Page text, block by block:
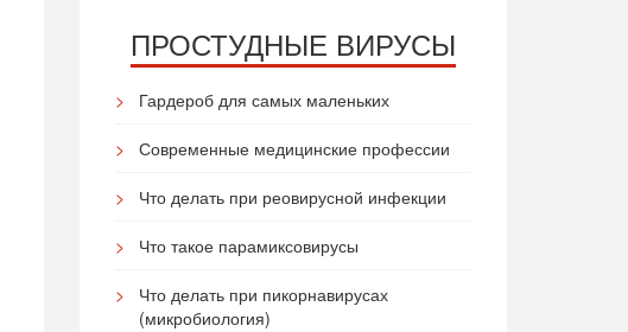
ПРОСТУДНЫЕ ВИРУСЫ
Гардероб для самых маленьких
Современные медицинские профессии
Что делать при реовирусной инфекции
Что такое парамиксовирусы
Что делать при пикорнавирусах
(микробиология)